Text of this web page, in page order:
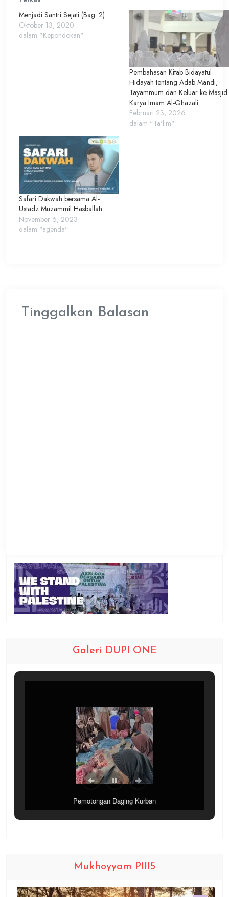
Menjadi Santri Sejati (Bag. 2)
Oktober 13, 2020
dalam "Kepondokan"
Pembahasan Kitab Bidayatul
Hidayah tentang Adab Mandi,
Tayammum dan Keluar ke Masjid
Karya Imam Al-Ghazali
Februari 23, 2026
dalam "Ta'lim"
Safari Dakwah bersama Al-
Ustadz Muzammil Hasballah
November 6, 2023
dalam "agenda"
Tinggalkan Balasan
Galeri DUPI ONE
Pemotongan Daging Kurban
Mukhoyyam PIII5